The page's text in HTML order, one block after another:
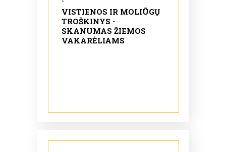
VISTIENOS IR MOLIŪGŲ
TROŠKINYS -
SKANUMAS ŽIEMOS
VAKARĖLIAMS